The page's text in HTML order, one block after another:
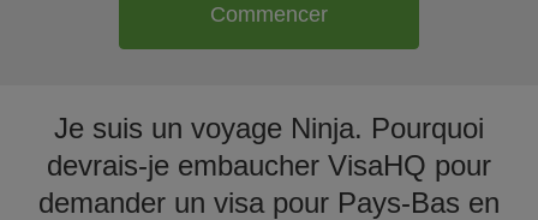
Commencer
Je suis un voyage Ninja. Pourquoi
devrais-je embaucher VisaHQ pour
demander un visa pour Pays-Bas en